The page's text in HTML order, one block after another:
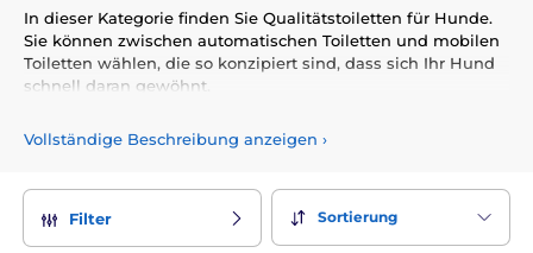
In dieser Kategorie finden Sie Qualitätstoiletten für Hunde.
Sie können zwischen automatischen Toiletten und mobilen
Toiletten wählen, die so konzipiert sind, dass sich Ihr Hund
schnell daran gewöhnt.
Vollständige Beschreibung anzeigen ›
Filter Sortierung